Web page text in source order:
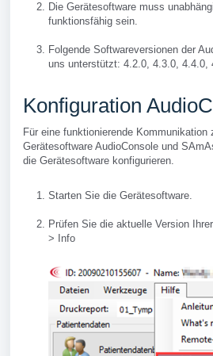
Die Gerätesoftware muss
funktionsfähig sein.
Folgende Softwareversionen der
uns unterstützt: 4.2.0, 4.3.0, 4.4.0,
Konfiguration
Für eine funktionierende Kommunikation
Gerätesoftware AudioConsole und
die Gerätesoftware konfigurieren.
Starten Sie die Gerätesoftware.
Prüfen Sie die aktuelle Version
> Info